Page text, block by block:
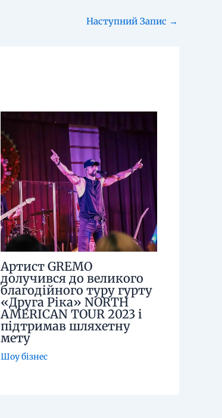
Наступний Запис →
Артист GREMO
долучився до великого
благодійного туру гурту
«Друга Ріка» NORTH
AMERICAN TOUR 2023 і
підтримав шляхетну
мету
Шоу бізнес